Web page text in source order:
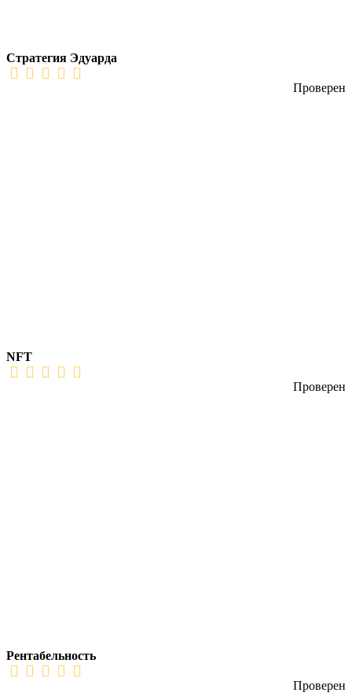
Стратегия Эдуарда
Проверен
NFT
Проверен
Рентабельность
Проверен